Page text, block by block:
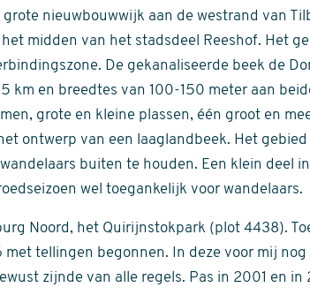
nieuwbouwwijk aan de westrand van
midden van het stadsdeel Reeshof. Het
De gekanaliseerde beek de
km en breedtes van 100-150 meter aan
grote en kleine plassen, één groot en
ontwerp van een laaglandbeek. Het gebied
buiten te houden. Een klein deel
wel toegankelijk voor wandelaars.
Noord, het Quirijnstokpark (plot 4438).
tellingen begonnen. In deze voor mij nog
zijnde van alle regels. Pas in 2001 en in